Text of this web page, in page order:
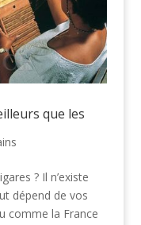
que les
? Il n’existe
dépend de vos
comme la France